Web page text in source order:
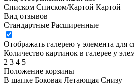
Списком Списком/Картой Картой
Вид отзывов
Стандартные Расширенные
Отображать галерею у элемента для
Количество картинок в галерее у
2 3 4 5
Положение корзины
В шапке Боковая Летающая Снизу